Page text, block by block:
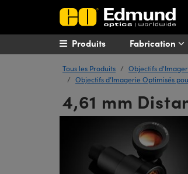
Fabrication
Produits
Tous les Produits Objectifs
Objectifs d’Imagerie Optimisés
4,61 mm